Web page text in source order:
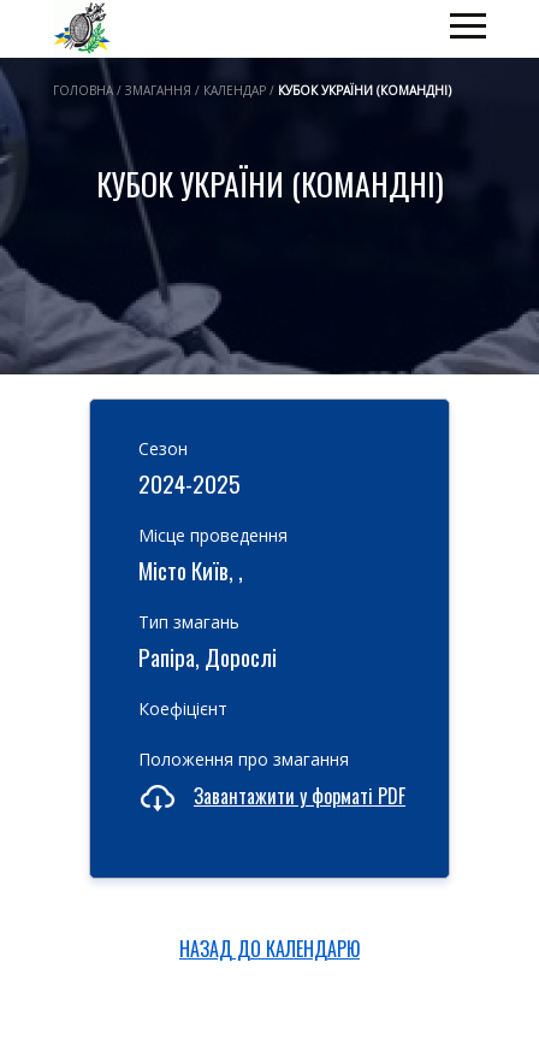
ГОЛОВНА / ЗМАГАННЯ / КАЛЕНДАР / КУБОК УКРАЇНИ (КОМАНДНІ)
КУБОК УКРАЇНИ (КОМАНДНІ)
Cезон
2024-2025
Місце проведення
Місто Київ, ,
Тип змагань
Рапіра, Дорослі
Коефіцієнт
Положення про змагання
Завантажити у форматі PDF
НАЗАД ДО КАЛЕНДАРЮ